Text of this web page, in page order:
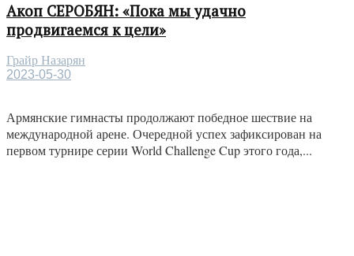
Акоп СЕРОБЯН: «Пока мы удачно
продвигаемся к цели»
Грайр Назарян
2023-05-30
Армянские гимнасты продолжают победное шествие на
международной арене. Очередной успех зафиксирован на
первом турнире серии World Challenge Cup этого года,...